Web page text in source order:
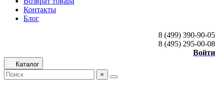
Контакты
Блог
8 (499) 390-90-05
8 (495) 295-00-08
Войти
Каталог
×